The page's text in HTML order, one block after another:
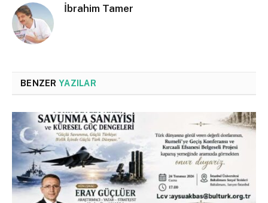
İbrahim Tamer
BENZER YAZILAR